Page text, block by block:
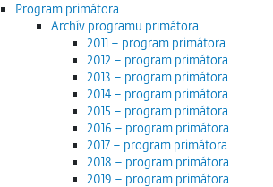
Program primátora
Archív programu primátora
2011 – program primátora
2012 – program primátora
2013 – program primátora
2014 – program primátora
2015 – program primátora
2016 – program primátora
2017 – program primátora
2018 – program primátora
2019 – program primátora